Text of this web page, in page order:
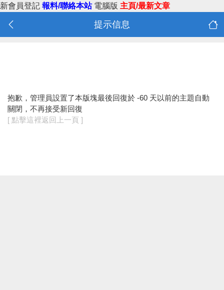
新會員登記 報料/聯絡本站 電腦版 主頁/最新文章
提示信息
抱歉，管理員設置了本版塊最後回復於 -60 天以前的主題自動
關閉，不再接受新回復
[ 點擊這裡返回上一頁 ]